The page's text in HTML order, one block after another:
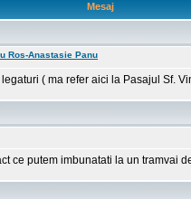
Mesaj
Ros-Anastasie Panu
( ma refer aici la Pasajul Sf.
ce putem imbunatati la un tramvai